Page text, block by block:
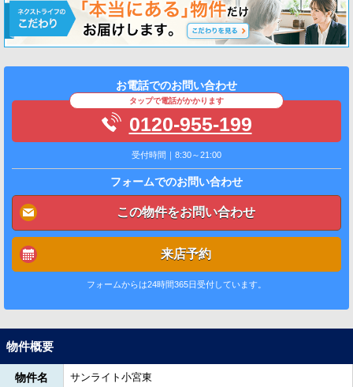
お電話でのお問い合わせ
タップで電話がかかります
0120-955-199
受付時間｜8:30～21:00
フォームでのお問い合わせ
この物件をお問い合わせ
来店予約
フォームからは24時間365日受付しています。
物件概要
物件名 サンライト小宮東